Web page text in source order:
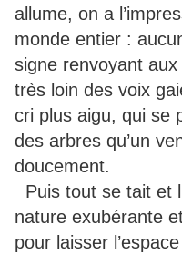
allume, on a
monde entier :
signe renvoyant
très loin des voix
cri plus aigu, qui se
des arbres qu’un
doucement.
Puis tout se tait et
nature exubérante
pour laisser